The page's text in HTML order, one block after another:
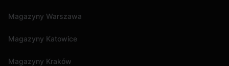
Magazyny Warszawa
Magazyny Katowice
Magazyny Kraków